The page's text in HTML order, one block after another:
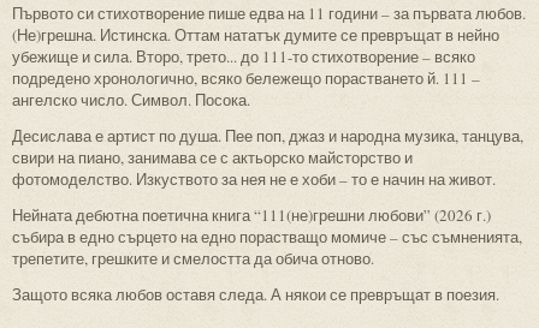
Първото си стихотворение пише едва на 11 години – за първата любов.
(Не)грешна. Истинска. Оттам нататък думите се превръщат в нейно
убежище и сила. Второ, трето... до 111-то стихотворение – всяко
подредено хронологично, всяко бележещо порастването й. 111 –
ангелско число. Символ. Посока.
Десислава е артист по душа. Пее поп, джаз и народна музика, танцува,
свири на пиано, занимава се с актьорско майсторство и
фотомоделство. Изкуството за нея не е хоби – то е начин на живот.
Нейната дебютна поетична книга “111(не)грешни любови” (2026 г.)
събира в едно сърцето на едно порастващо момиче – със съмненията,
трепетите, грешките и смелостта да обича отново.
Защото всяка любов оставя следа. А някои се превръщат в поезия.